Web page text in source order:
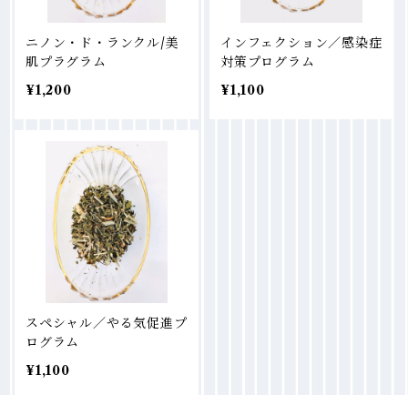
ニノン・ド・ランクル/美
肌プラグラム
¥1,200
インフェクション／感染症
対策プログラム
¥1,100
スペシャル／やる気促進プ
ログラム
¥1,100